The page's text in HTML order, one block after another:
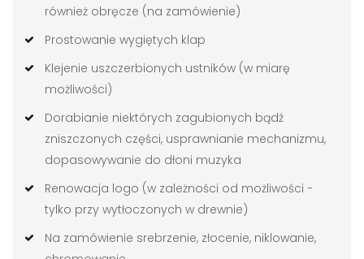
również obręcze (na zamówienie)
Prostowanie wygiętych klap
Klejenie uszczerbionych ustników (w miarę
możliwości)
Dorabianie niektórych zagubionych bądź
zniszczonych części, usprawnianie mechanizmu,
dopasowywanie do dłoni muzyka
Renowacja logo (w zależności od możliwości -
tylko przy wytłoczonych w drewnie)
Na zamówienie srebrzenie, złocenie, niklowanie,